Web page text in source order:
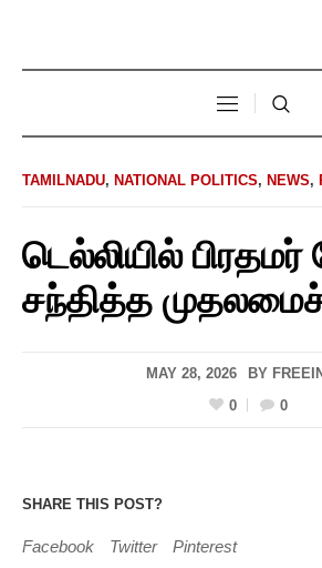
TAMILNADU, NATIONAL POLITICS, NEWS,
டெல்லியில்
சந்தித்த
MAY 28, 2026 BY
0
0
SHARE THIS POST?
Facebook Twitter Pinterest